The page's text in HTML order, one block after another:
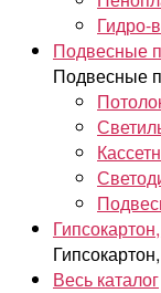
Гидро-
Подвесные
Подвесные
Весь каталог